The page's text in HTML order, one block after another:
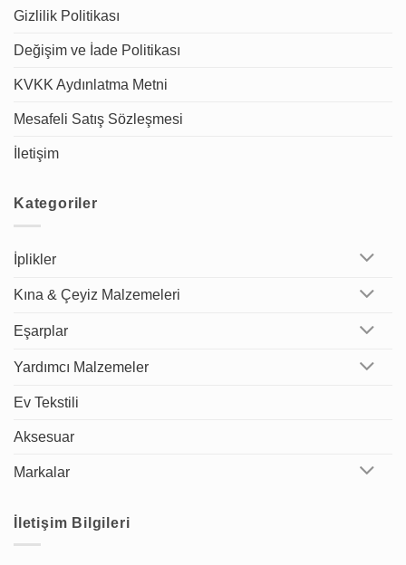
Gizlilik Politikası
Değişim ve İade Politikası
KVKK Aydınlatma Metni
Mesafeli Satış Sözleşmesi
İletişim
Kategoriler
İplikler
Kına & Çeyiz Malzemeleri
Eşarplar
Yardımcı Malzemeler
Ev Tekstili
Aksesuar
Markalar
İletişim Bilgileri